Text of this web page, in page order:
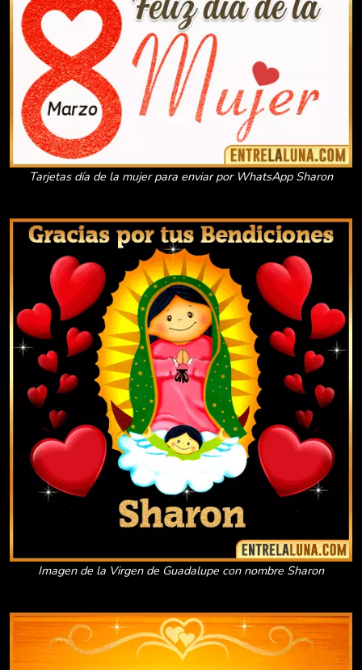
Tarjetas día de la mujer para enviar por WhatsApp Sharon
Imagen de la Virgen de Guadalupe con nombre Sharon